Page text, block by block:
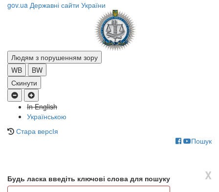
Перейти
gov.ua Державні сайти України
Людям з порушенням зору
WB
BW
Скинути
In English
Українською
Стара версІя
Пошук
X
Будь ласка введіть ключові слова для пошуку